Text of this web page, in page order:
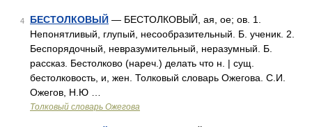
4 БЕСТОЛКОВЫЙ — БЕСТОЛКОВЫЙ, ая, ое; ов. 1.
Непонятливый, глупый, несообразительный. Б. ученик. 2.
Беспорядочный, невразумительный, неразумный. Б.
рассказ. Бестолково (нареч.) делать что н. | сущ.
бестолковость, и, жен. Толковый словарь Ожегова. С.И.
Ожегов, Н.Ю …
Толковый словарь Ожегова